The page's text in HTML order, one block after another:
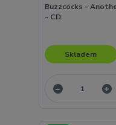
Buzzcocks -
- CD
Skladem